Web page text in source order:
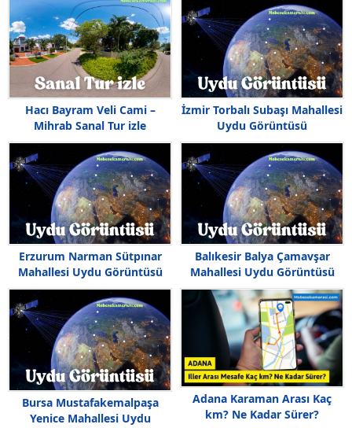
Hacı Bayram Veli Cami –
Mihrab Sanal Tur izle
İzmir Torbalı Subaşı Mahallesi
Uydu Görüntüsü
Erzurum Narman Sütpınar
Mahallesi Uydu Görüntüsü
Haritası
Balıkesir Balya Çamavşar
Mahallesi Uydu Görüntüsü
Bursa Mustafakemalpaşa
Yenice Mahallesi Uydu
Adana Karaman Arası Kaç
km? Ne Kadar Sürer?